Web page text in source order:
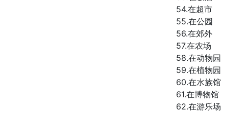
54.在超市
55.在公园
56.在郊外
57.在农场
58.在动物园
59.在植物园
60.在水族馆
61.在博物馆
62.在游乐场